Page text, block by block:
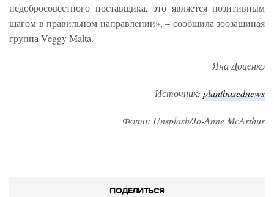
недобросовестного поставщика, это является позитивным
шагом в правильном направлении», – сообщила зоозащиная
группа Veggy Malta.
Яна Доценко
Источник: plantbasednews
Фото: Unsplash/Jo-Anne McArthur
ПОДЕЛИТЬСЯ